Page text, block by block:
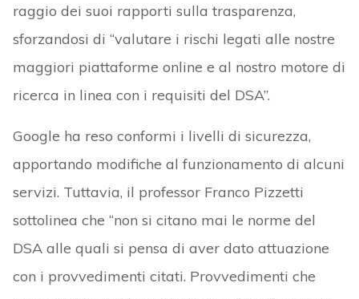
raggio dei suoi rapporti sulla trasparenza,
sforzandosi di “valutare i rischi legati alle nostre
maggiori piattaforme online e al nostro motore di
ricerca in linea con i requisiti del DSA”.
Google ha reso conformi i livelli di sicurezza,
apportando modifiche al funzionamento di alcuni
servizi. Tuttavia, il professor Franco Pizzetti
sottolinea che “non si citano mai le norme del
DSA alle quali si pensa di aver dato attuazione
con i provvedimenti citati. Provvedimenti che